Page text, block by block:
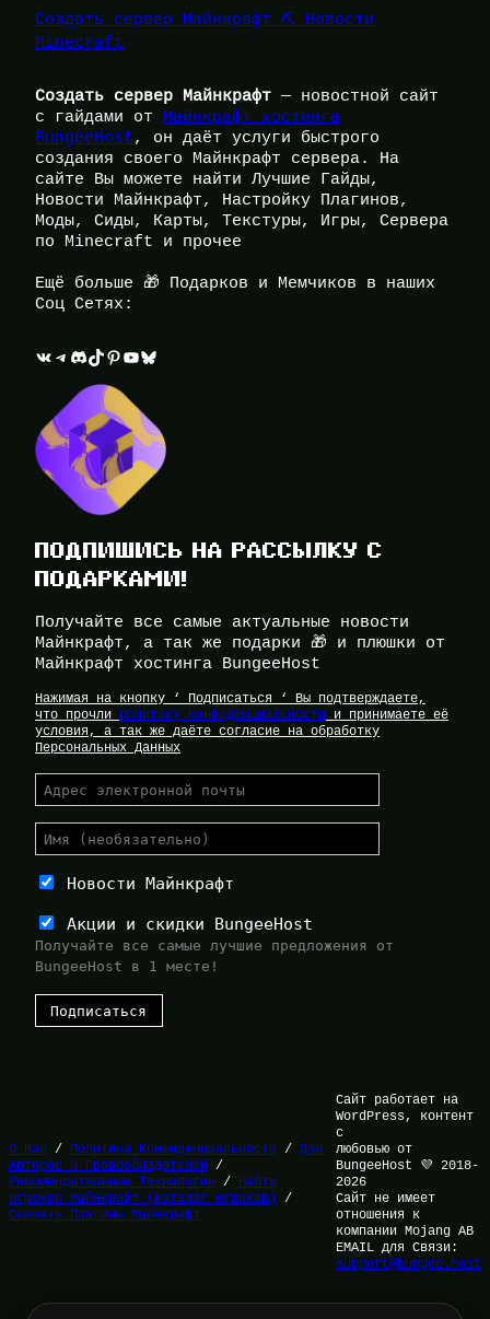
Создать сервер Майнкрафт ⛏️ Новости
Minecraft
Создать сервер Майнкрафт — новостной сайт
с гайдами от Майнкрафт хостинга
BungeeHost, он даёт услуги быстрого
создания своего Майнкрафт сервера. На
сайте Вы можете найти Лучшие Гайды,
Новости Майнкрафт, Настройку Плагинов,
Моды, Сиды, Карты, Текстуры, Игры, Сервера
по Minecraft и прочее
Ещё больше 🎁 Подарков и Мемчиков в наших
Соц Сетях:
ВКонтакте Telegram Discord TikTok Pinterest YouTube Bluesky
ПОДПИШИСЬ НА РАССЫЛКУ С
ПОДАРКАМИ!
Получайте все самые актуальные новости
Майнкрафт, а так же подарки 🎁 и плюшки от
Майнкрафт хостинга BungeeHost
Нажимая на кнопку ‘ Подписаться ‘ Вы подтверждаете,
что прочли Политику Конфиденциальности и принимаете её
условия, а так же даёте согласие на обработку
Персональных Данных
Новости Майнкрафт
Акции и скидки BungeeHost
Получайте все самые лучшие предложения от
BungeeHost в 1 месте!
О Нас / Политика Конфиденциальности / Для
Авторов и Правообладателей /
Рекомендательные Технологии / Найти
игроков Майнкрафт (Каталог Игроков) /
Скачать Плагины Майнкрафт
Сайт работает на
WordPress, контент
с
любовью от
BungeeHost 💜 2018-
2026
Сайт не имеет
отношения к
компании Mojang AB
EMAIL для Связи:
support@bungee.host